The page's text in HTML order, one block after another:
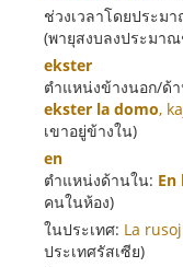
ช่วงเวลาโดยประม
(พายุสงบลงประมาณ
ekster
ตำแหน่งข้างนอก/ด้
ekster la domo,
เขาอยู่ข้างใน)
en
ตำแหน่งด้านใน: En
คนในห้อง)
ในประเทศ: La
ประเทศรัสเซีย)